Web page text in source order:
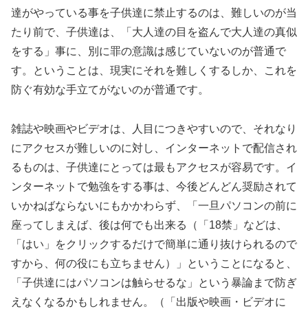
達がやっている事を子供達に禁止するのは、難しいのが当
たり前で、子供達は、「大人達の目を盗んで大人達の真似
をする」事に、別に罪の意識は感じていないのが普通で
す。ということは、現実にそれを難しくするしか、これを
防ぐ有効な手立てがないのが普通です。
雑誌や映画やビデオは、人目につきやすいので、それなり
にアクセスが難しいのに対し、インターネットで配信され
るものは、子供達にとっては最もアクセスが容易です。イ
ンターネットで勉強をする事は、今後どんどん奨励されて
いかねばならないにもかかわらず、「一旦パソコンの前に
座ってしまえば、後は何でも出来る（「18禁」などは、
「はい」をクリックするだけで簡単に通り抜けられるので
すから、何の役にも立ちません）」ということになると、
「子供達にはパソコンは触らせるな」という暴論まで防ぎ
えなくなるかもしれません。（「出版や映画・ビデオに